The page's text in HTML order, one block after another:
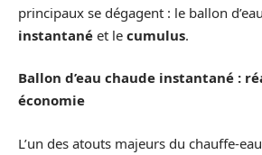
principaux se dégagent : le ballon
instantané et le cumulus.
Ballon d’eau chaude instantané :
économie
L’un des atouts majeurs du chauffe-